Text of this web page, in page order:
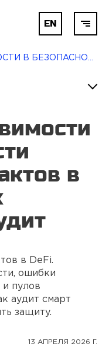
EN
в
в DeFi.
ошибки
и пулов
аудит смарт
защиту.
13 АПРЕЛЯ 2026 Г.